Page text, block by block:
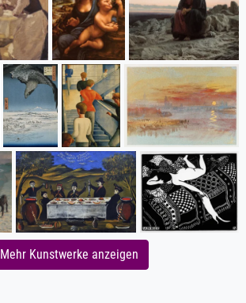
Mehr Kunstwerke anzeigen